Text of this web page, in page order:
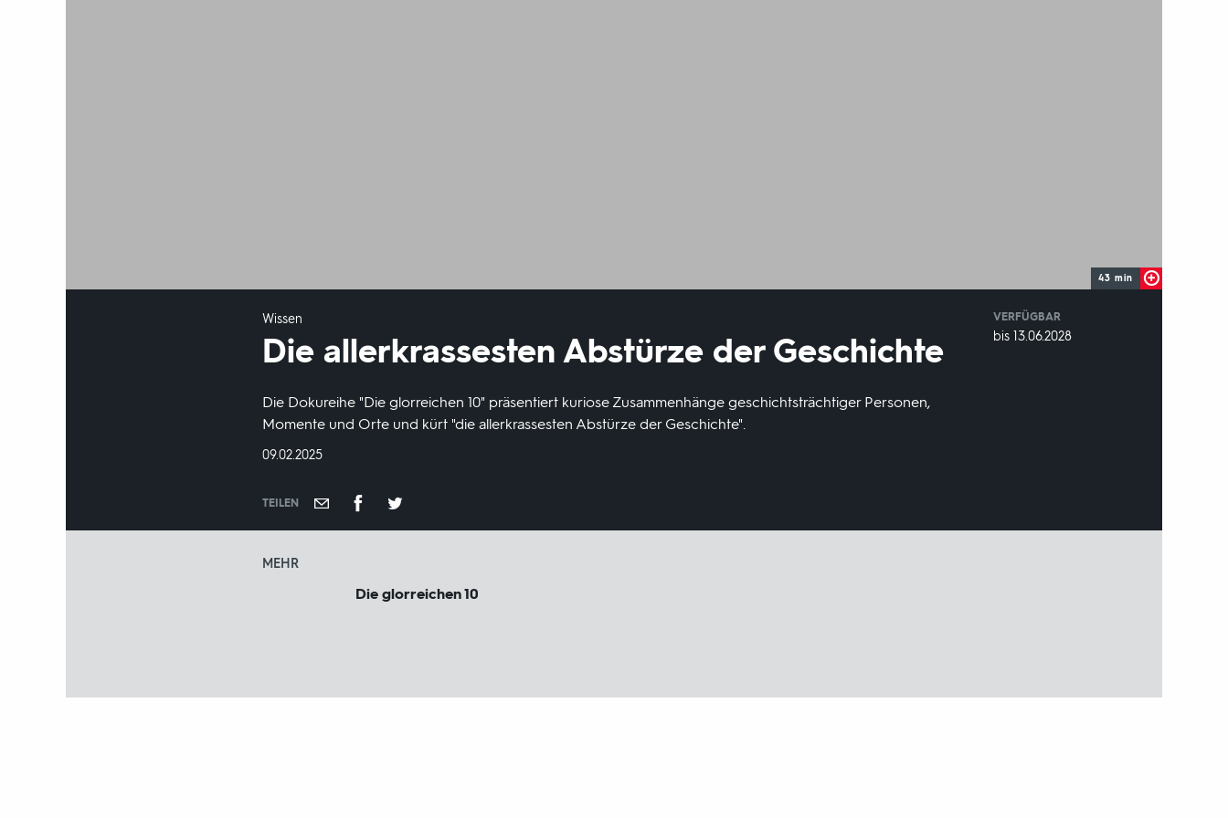
43 min
Wissen
Die allerkrassesten Abstürze der Geschichte
Die Dokureihe "Die glorreichen 10" präsentiert kuriose Zusammenhänge geschichtsträchtiger Personen,
Momente und Orte und kürt "die allerkrassesten Abstürze der Geschichte".
DATUM:
09.02.2025
TEILEN
VERFÜGBAR
weltweit
VERFÜGBAR
bis 13.06.2028
MEHR
Die glorreichen 10